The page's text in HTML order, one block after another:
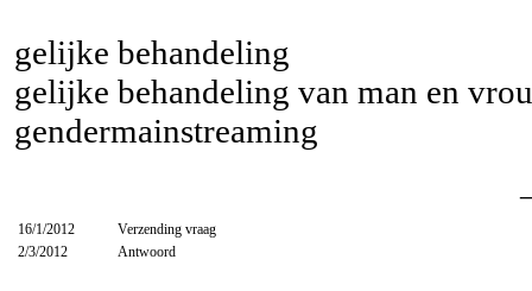
gelijke behandeling
gelijke behandeling van man en
gendermainstreaming
16/1/2012
Verzending vraag
2/3/2012
Antwoord